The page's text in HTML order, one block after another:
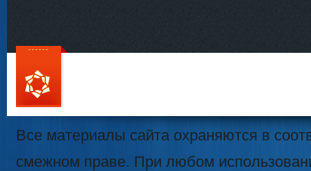
111
Все материалы сайта охраняются в
смежном праве. При любом